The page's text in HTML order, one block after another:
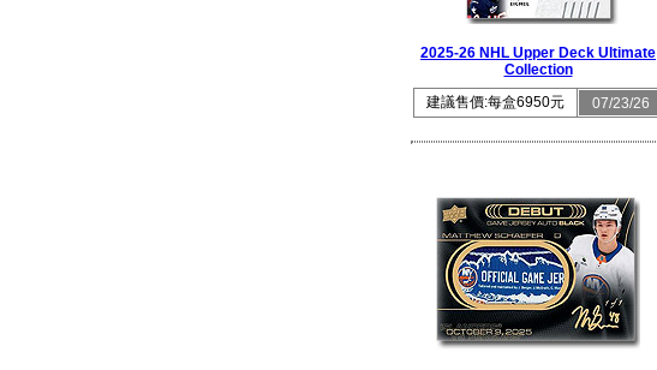
2025-26 NHL Upper Deck Ultimate
Collection
建議售價:每盒6950元
07/23/26